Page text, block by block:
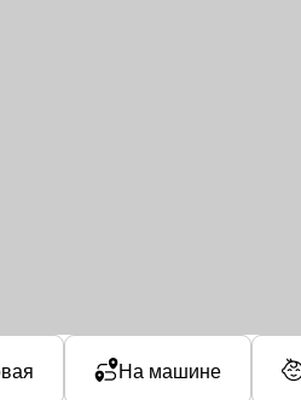
На машине